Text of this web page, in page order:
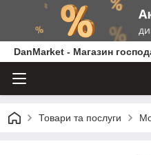
DanMarket - Магазин
Товари та послуги